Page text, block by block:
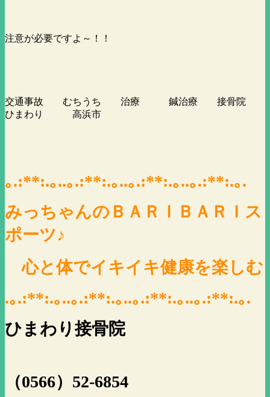
注意が必要ですよ～！！
交通事故 むちうち 治療 鍼治療 接骨院
ひまわり 高浜市
｡.:**:.｡..｡.:**:.｡..｡.:**:.｡..｡.:**:.｡.
みっちゃんのＢＡＲＩＢＡＲＩス
ポーツ♪
心と体でイキイキ健康を楽しむ
.｡.:**:.｡..｡.:**:.｡..｡.:**:.｡..｡.:**:.｡.
ひまわり接骨院
（0566）52-6854